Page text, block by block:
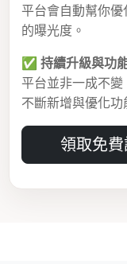
平台會自動幫你
的曝光度。
✅ 持續升級與功
平台並非一成不變
不斷新增與優化
領取免